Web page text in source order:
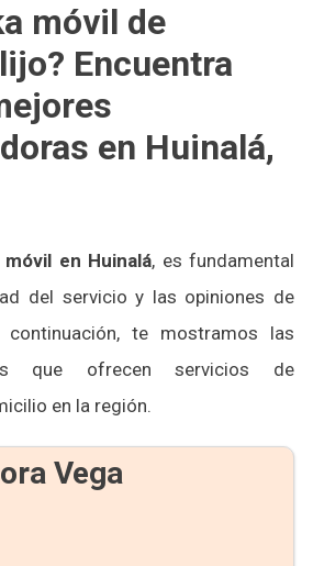
móvil de
Encuentra
en Huinalá,
móvil en Huinalá, es fundamental
del servicio y las opiniones de
te mostramos las
que ofrecen servicios de
en la región.
Vega